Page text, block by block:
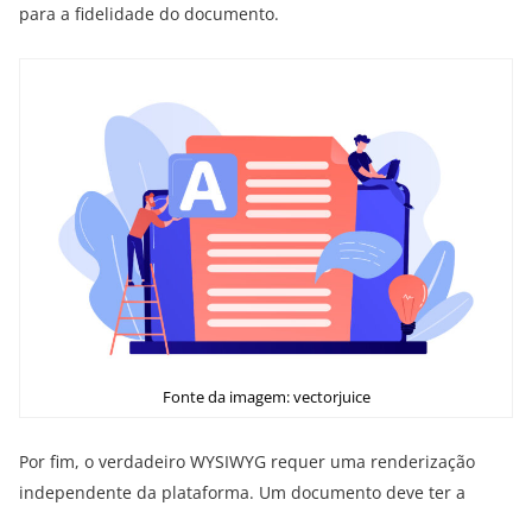
para a fidelidade do documento.
Fonte da imagem: vectorjuice
Por fim, o verdadeiro WYSIWYG requer uma renderização
independente da plataforma. Um documento deve ter a